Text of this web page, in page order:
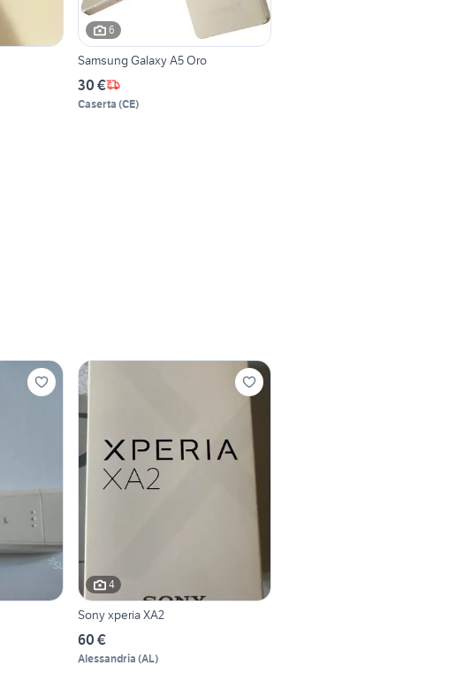
6
Samsung Galaxy A5 Oro
30 €
Caserta (CE)
4
Sony xperia XA2
60 €
Alessandria (AL)